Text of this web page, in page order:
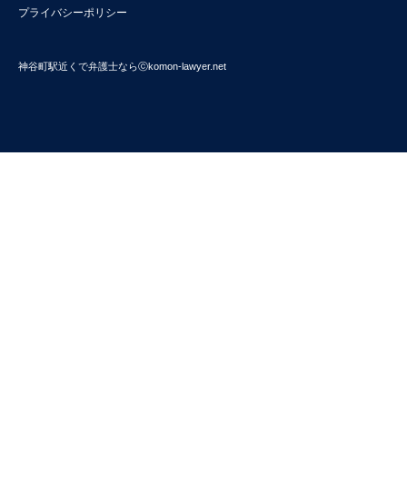
神谷町駅近くで弁護士ならⓒkomon-lawyer.net
プライバシーポリシー